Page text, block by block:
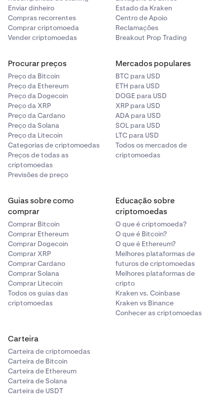
tanto quando uma posição é aberta como quando é
fechada.
Enviar dinheiro
Compras recorrentes
Comprar criptomoeda
Vender criptomoedas
Estado da Kraken
Centro de Apoio
Reclamações
Breakout Prop Trading
Procurar preços
Preço da Bitcoin
Preço da Ethereum
Preço da Dogecoin
Preço da XRP
Preço da Cardano
Preço da Solana
Preço da Litecoin
Categorias de criptomoedas
Preços de todas as
criptomoedas
Previsões de preço
Mercados populares
BTC para USD
ETH para USD
DOGE para USD
XRP para USD
ADA para USD
SOL para USD
LTC para USD
Todos os mercados de
criptomoedas
Guias sobre como
comprar
Comprar Bitcoin
Comprar Ethereum
Comprar Dogecoin
Comprar XRP
Comprar Cardano
Comprar Solana
Comprar Litecoin
Todos os guias das
criptomoedas
Educação sobre
criptomoedas
O que é criptomoeda?
O que é Bitcoin?
O que é Ethereum?
Melhores plataformas de
futuros de criptomoedas
Melhores plataformas de
cripto
Kraken vs. Coinbase
Kraken vs Binance
Conhecer as criptomoedas
Carteira
Carteira de criptomoedas
Carteira de Bitcoin
Carteira de Ethereum
Carteira de Solana
Carteira de USDT